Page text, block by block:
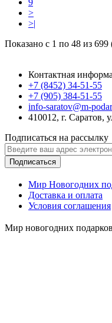
9
>
>|
Показано с 1 по 48 из 699
Контактная
+7 (8452) 34-51-55
+7 (905) 384-51-55
info-saratov@m-
410012, г. Саратов,
Подписаться на рассылку
Подписаться
Мир Новогодних
Доставка и оплата
Условия соглашения
Мир новогодних